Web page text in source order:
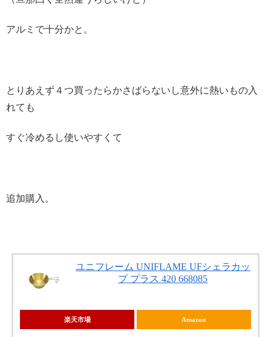
アルミで十分かと。
とりあえず４つ買ったらかさばらないし意外に熱いもの入
れても
すぐ冷めるし使いやすくて
追加購入。
ユニフレーム UNIFLAME UFシェラカッ
プ プラス 420 668085
楽天市場 Amazon